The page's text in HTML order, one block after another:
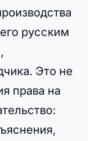
русским
Это не
права на